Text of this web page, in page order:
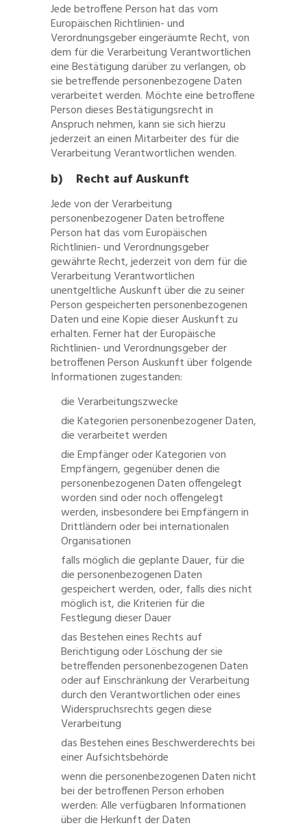
Jede betroffene Person hat das vom
Europäischen Richtlinien- und
Verordnungsgeber eingeräumte Recht, von
dem für die Verarbeitung Verantwortlichen
eine Bestätigung darüber zu verlangen, ob
sie betreffende personenbezogene Daten
verarbeitet werden. Möchte eine betroffene
Person dieses Bestätigungsrecht in
Anspruch nehmen, kann sie sich hierzu
jederzeit an einen Mitarbeiter des für die
Verarbeitung Verantwortlichen wenden.
b) Recht auf Auskunft
Jede von der Verarbeitung
personenbezogener Daten betroffene
Person hat das vom Europäischen
Richtlinien- und Verordnungsgeber
gewährte Recht, jederzeit von dem für die
Verarbeitung Verantwortlichen
unentgeltliche Auskunft über die zu seiner
Person gespeicherten personenbezogenen
Daten und eine Kopie dieser Auskunft zu
erhalten. Ferner hat der Europäische
Richtlinien- und Verordnungsgeber der
betroffenen Person Auskunft über folgende
Informationen zugestanden:
die Verarbeitungszwecke
die Kategorien personenbezogener Daten,
die verarbeitet werden
die Empfänger oder Kategorien von
Empfängern, gegenüber denen die
personenbezogenen Daten offengelegt
worden sind oder noch offengelegt
werden, insbesondere bei Empfängern in
Drittländern oder bei internationalen
Organisationen
falls möglich die geplante Dauer, für die
die personenbezogenen Daten
gespeichert werden, oder, falls dies nicht
möglich ist, die Kriterien für die
Festlegung dieser Dauer
das Bestehen eines Rechts auf
Berichtigung oder Löschung der sie
betreffenden personenbezogenen Daten
oder auf Einschränkung der Verarbeitung
durch den Verantwortlichen oder eines
Widerspruchsrechts gegen diese
Verarbeitung
das Bestehen eines Beschwerderechts bei
einer Aufsichtsbehörde
wenn die personenbezogenen Daten nicht
bei der betroffenen Person erhoben
werden: Alle verfügbaren Informationen
über die Herkunft der Daten